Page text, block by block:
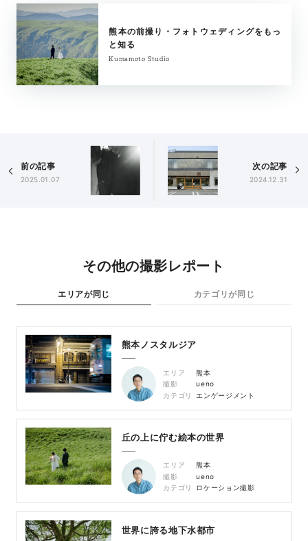
熊本の前撮り・フォトウェディングをもっ
と知る
Kumamoto Studio
前の記事
2025.01.07
次の記事
2024.12.31
その他の撮影レポート
エリアが同じ カテゴリが同じ
熊本ノスタルジア
エリア
熊本
撮影
ueno
カテゴリ
エンゲージメント
丘の上に佇む絵本の世界
エリア
熊本
撮影
ueno
カテゴリ
ロケーション撮影
世界に誇る地下水都市